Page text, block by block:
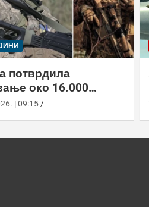
потврдила
око 16.000
бораца из 72 земље
| 09:15